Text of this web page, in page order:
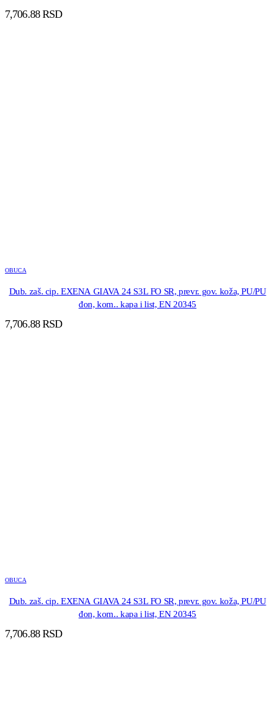
7,706.88RSD
OBUCA
Dub. zaš. cip. EXENA GIAVA 24 S3L FO SR, prevr. gov. koža, PU/PU
đon, kom.. kapa i list, EN 20345
7,706.88RSD
OBUCA
Dub. zaš. cip. EXENA GIAVA 24 S3L FO SR, prevr. gov. koža, PU/PU
đon, kom.. kapa i list, EN 20345
7,706.88RSD